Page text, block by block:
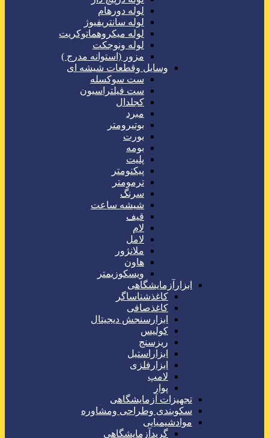
لوله دورهام
لوله سانتریفیوژ
لوله میکروهماتوکریت
لوله ونوجکت
مزور (استوانه مدرج )
وسایل وقطعات شیشه ای
ست سوکسله
ست فیلتراسیون
کجلدال
مبرد
بوتیرومتر
بورت
بومه
پلیت
پیکنومتر
ترمومتر
سرنگ
شیشه ساعت
قیف
لام
لامل
ملانژور
هاون
ویسکوزیمتر
ابزارآزمایشگاهی
کاغذشناساگر
کاغذصافی
ابزارسنجش دیجیتال
کولیس
ریزسنج
ابزاراستیل
ابزارفلزی
لامپ
پوار
تجهیزات آزمایشگاهی
سکوبندی وطراحی ومشاوره
موادشیمیایی
گریدآزمایشگاهی